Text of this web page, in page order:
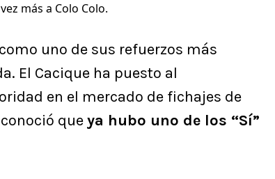
más a Colo Colo.
como uno de sus refuerzos más
El Cacique ha puesto al
en el mercado de fichajes de
queya hubo uno de los “Sí”